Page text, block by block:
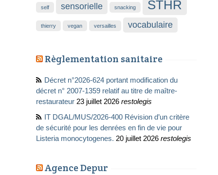
self sensorielle snacking STHR
thierry vegan versailles vocabulaire
Règlementation sanitaire
Décret n°2026-624 portant modification du
décret n° 2007-1359 relatif au titre de maître-
restaurateur 23 juillet 2026 restolegis
IT DGAL/MUS/2026-400 Révision d’un critère
de sécurité pour les denrées en fin de vie pour
Listeria monocytogenes. 20 juillet 2026 restolegis
Agence Depur